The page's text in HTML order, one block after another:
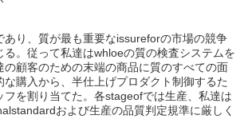
あり、質が最も重要なissureforの市場の競争
る。従って私達はwhloeの質の検査システムを
の顧客のための末端の商品に質のすべての面
購入から、半仕上げプロダクト制御するた
フを割り当てた。各stageofでは生産、私達は
および生産の品質判定規準に厳しく